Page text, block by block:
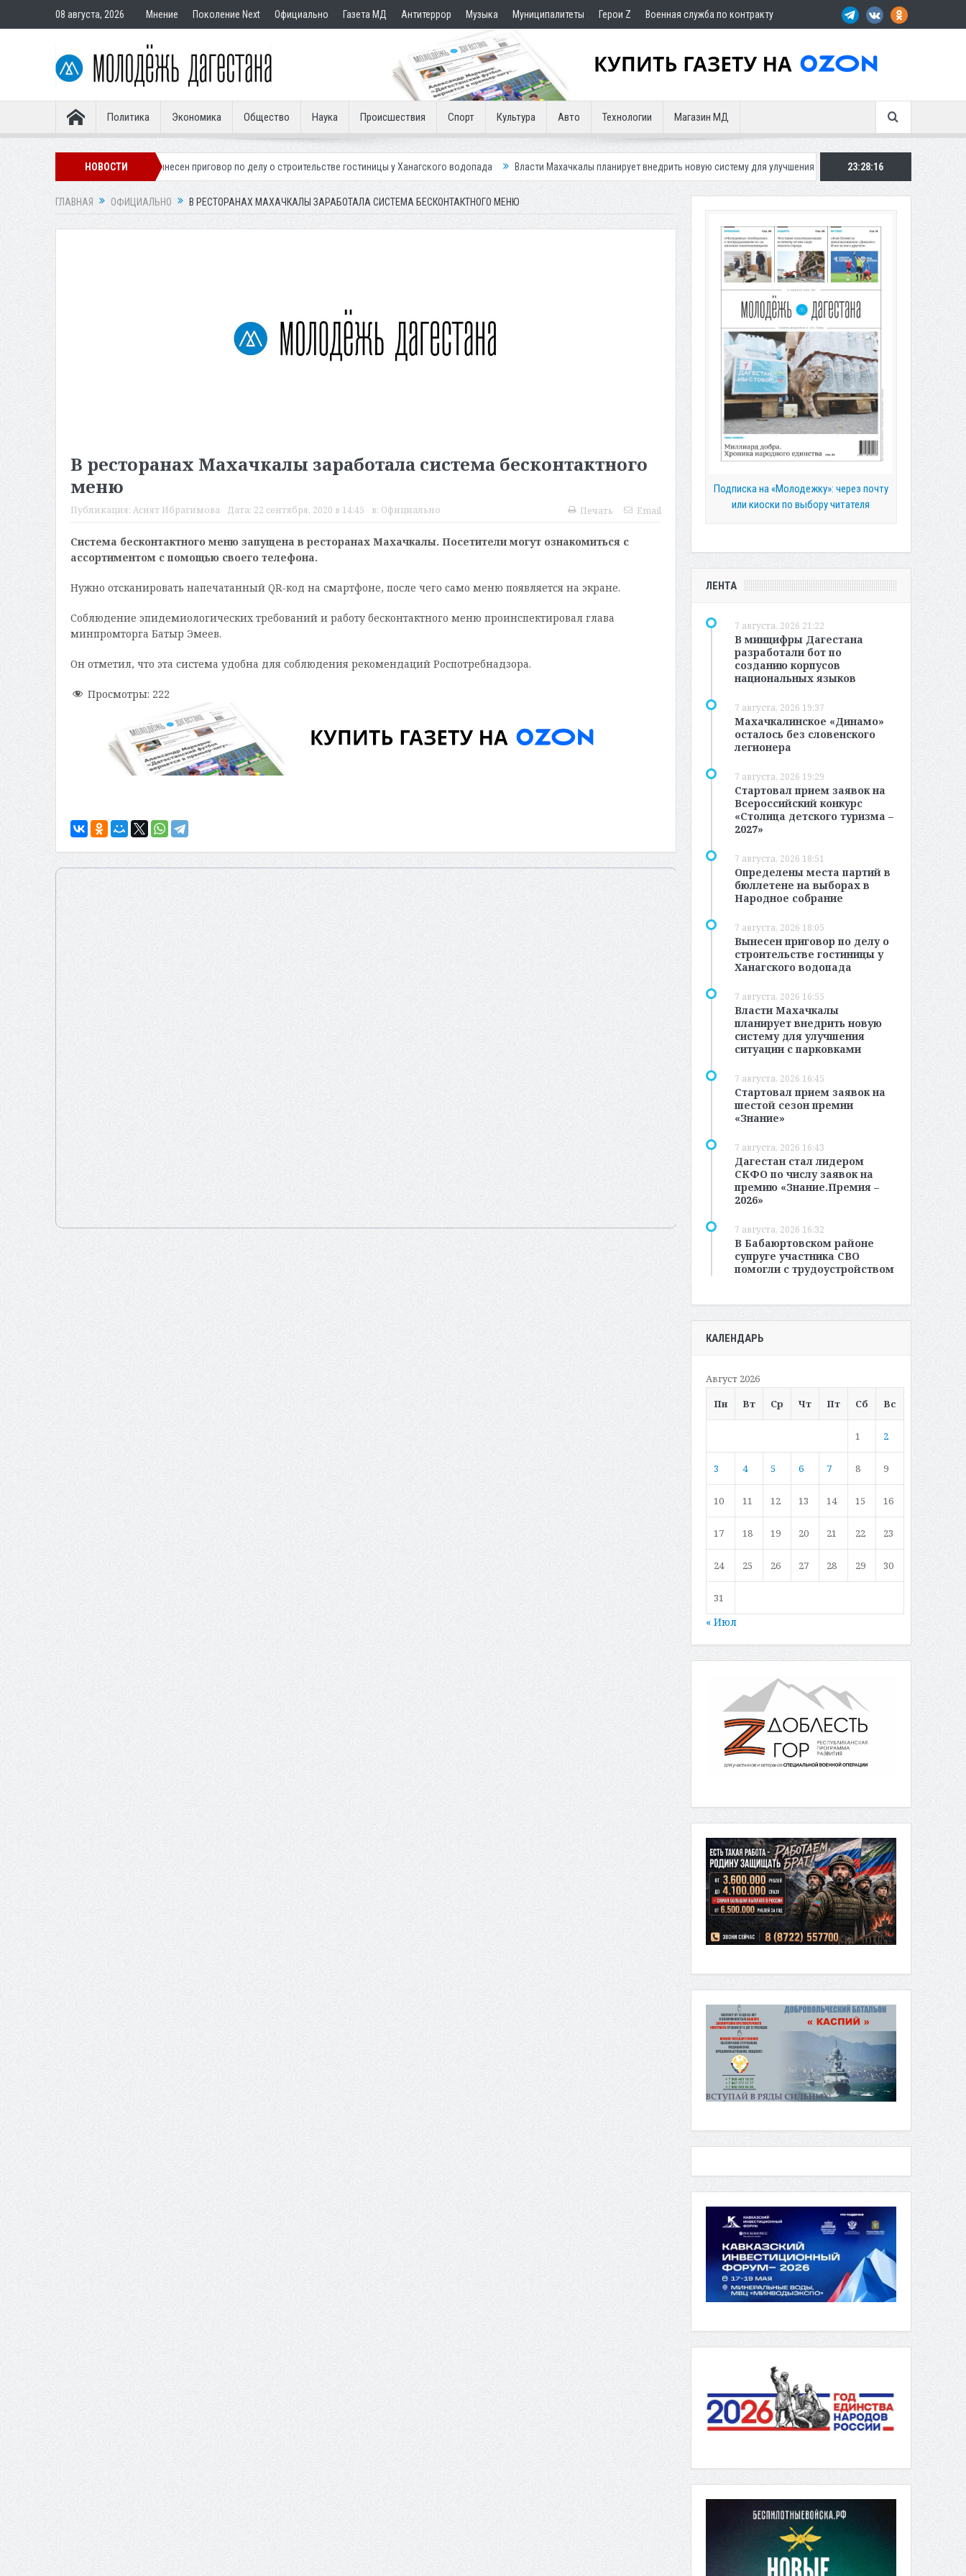
08 августа, 2026 Мнение Поколение Next Официально Газета МД Антитеррор Музыка Муниципалитеты Герои Z Военная служба по контракту
Политика Экономика Общество Наука Происшествия Спорт Культура Авто Технологии Магазин МД
НОВОСТИ
легионера Вынесен приговор по делу о строительстве гостиницы у Ханагского водопада Власти Махачкалы планирует внедрить новую систему для улучшения ситуации с парковками Махачкалинское
23:28:17
ГЛАВНАЯ ОФИЦИАЛЬНО В РЕСТОРАНАХ МАХАЧКАЛЫ ЗАРАБОТАЛА СИСТЕМА БЕСКОНТАКТНОГО МЕНЮ
В ресторанах Махачкалы заработала система бесконтактного
меню
Публикация: Асият Ибрагимова Дата: 22 сентября, 2020 в 14:45 в: Официально Печать Email
Система бесконтактного меню запущена в ресторанах Махачкалы. Посетители могут ознакомиться с
ассортиментом с помощью своего телефона.
Нужно отсканировать напечатанный QR-код на смартфоне, после чего само меню появляется на экране.
Соблюдение эпидемиологических требований и работу бесконтактного меню проинспектировал глава
минпромторга Батыр Эмеев.
Он отметил, что эта система удобна для соблюдения рекомендаций Роспотребнадзора.
Просмотры: 222
Подписка на «Молодежку»: через почту
или киоски по выбору читателя
ЛЕНТА
7 августа, 2026 21:22
В минцифры Дагестана
разработали бот по
созданию корпусов
национальных языков
7 августа, 2026 19:37
Махачкалинское «Динамо»
осталось без словенского
легионера
7 августа, 2026 19:29
Стартовал прием заявок на
Всероссийский конкурс
«Столица детского туризма –
2027»
7 августа, 2026 18:51
Определены места партий в
бюллетене на выборах в
Народное собрание
7 августа, 2026 18:05
Вынесен приговор по делу о
строительстве гостиницы у
Ханагского водопада
7 августа, 2026 16:55
Власти Махачкалы
планирует внедрить новую
систему для улучшения
ситуации с парковками
7 августа, 2026 16:45
Стартовал прием заявок на
шестой сезон премии
«Знание»
7 августа, 2026 16:43
Дагестан стал лидером
СКФО по числу заявок на
премию «Знание.Премия –
2026»
7 августа, 2026 16:32
В Бабаюртовском районе
супруге участника СВО
помогли с трудоустройством
КАЛЕНДАРЬ
Август 2026
Пн
Вт Ср Чт Пт Сб Вс
1 2
3 4 5 6 7 8 9
10 11 12 13 14 15 16
17 18 19 20 21 22 23
24 25 26 27 28 29 30
31
« Июл